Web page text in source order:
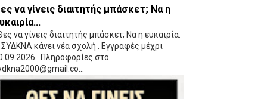
(VIDEO)
να γίνεις διαιτητής μπάσκετ; Να η
να γίνεις διαιτητής μπάσκετ; Να η ευκαιρία.
κάνει νέα σχολή . Εγγραφές μέχρι
. Πληροφορίες στο